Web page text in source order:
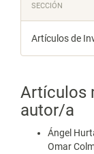
SECCIÓN
Artículos de
Artículos
autor/a
Ángel
Omar